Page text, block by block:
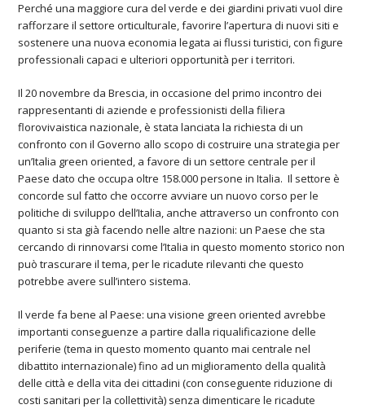
Perché una maggiore cura del verde e dei giardini privati vuol dire
rafforzare il settore orticulturale, favorire l’apertura di nuovi siti e
sostenere una nuova economia legata ai flussi turistici, con figure
professionali capaci e ulteriori opportunità per i territori.
Il 20 novembre da Brescia, in occasione del primo incontro dei
rappresentanti di aziende e professionisti della filiera
florovivaistica nazionale, è statalanciata la richiesta di un
confronto con il Governo allo scopo di costruire una strategia per
un’Italia green oriented, a favore di un settore centrale per il
Paese dato che occupa oltre 158.000 persone in Italia. Il settore è
concorde sul fatto che occorre avviare un nuovo corso per le
politiche di sviluppo dell’Italia, anche attraverso un confronto con
quanto si sta già facendo nelle altre nazioni: un Paese che sta
cercando di rinnovarsi come l’Italia in questo momento storico non
può trascurare il tema, per le ricadute rilevanti che questo
potrebbe avere sull’intero sistema.
Il verde fa bene al Paese: una visione green oriented avrebbe
importanti conseguenze a partire dalla riqualificazione delle
periferie (tema in questo momento quanto mai centrale nel
dibattito internazionale) fino ad un miglioramento della qualità
delle città e della vita dei cittadini (con conseguente riduzione di
costi sanitari per la collettività) senza dimenticare le ricadute